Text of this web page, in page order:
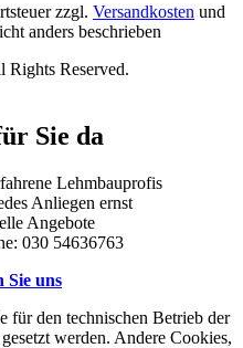
zzgl. Versandkosten und
anders beschrieben
Reserved.
Sie da
Lehmbauprofis
Anliegen ernst
Angebote
030 54636763
Sie uns
für den technischen Betrieb der
werden. Andere Cookies,